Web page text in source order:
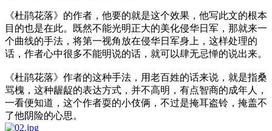
《杜鹃花落》的作者，他要的就是这个效果，他写此文的根本
目的也是在此。既然不能光明正大的美化侵华日军，那就来一
个曲线的手法，将第一视角放在侵华日军身上，这样处理的
话，作者心中很多不能明说的话，就可以肆无忌惮的说出来。
《杜鹃花落》作者的这种手法，用老百姓的话来说，就是指桑
骂槐，这种龌龊的表达方式，并不高明，有点智商的成年人，
一看便知道，这个作者耍的小伎俩，不过是掩耳盗铃，掩盖不
了他阴险的心思。